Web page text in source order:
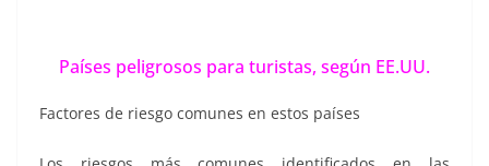
Países peligrosos para turistas, según EE.UU.
Factores de riesgo comunes en estos países